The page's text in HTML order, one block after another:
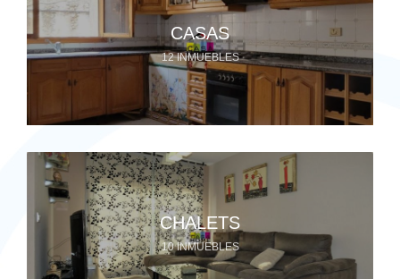
CASAS
12 INMUEBLES
CHALETS
10 INMUEBLES